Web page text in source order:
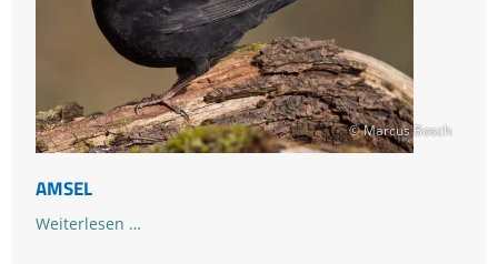
© Marcus Bosch
AMSEL
Weiterlesen …Amsel